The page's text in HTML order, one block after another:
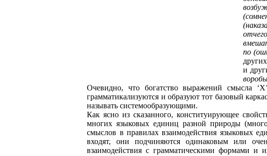
отчего
по
и
Очевидно, что богатство выражений смысла
грамматикализуются и образуют тот базовый
называть системообразующими.
Как ясно из сказанного, конституирующее
многих языковых единиц разной природы
смыслов в правилах взаимодействия языковых
входят, они подчиняются одинаковым или
взаимодействия с грамматическими формами и